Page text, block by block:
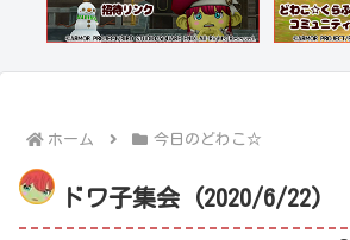
ホーム 今日のどわこ☆
ドワ子集会 (2020/6/22)